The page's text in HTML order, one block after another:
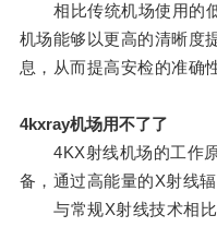
相比传统机场使用的低
机场能够以更高的清晰度
息，从而提高安检的准确
4kxray机场用不了了
4KX射线机场的工作原
备，通过高能量的X射线
与常规X射线技术相比